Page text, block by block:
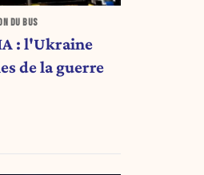
DU BUS
: l'Ukraine
de la guerre